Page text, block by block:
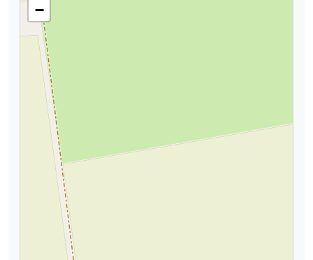
−